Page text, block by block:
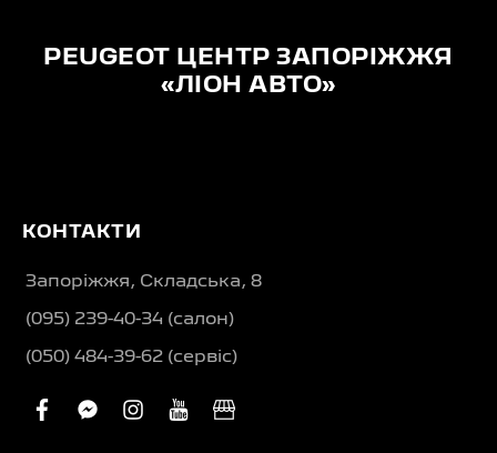
PEUGEOT ЦЕНТР ЗАПОРІЖЖЯ
«ЛІОН АВТО»
КОНТАКТИ
Запоріжжя, Складська, 8
(095) 239-40-34 (салон)
(050) 484-39-62 (сервіс)
facebook
facebook-
instagram
youtube
business